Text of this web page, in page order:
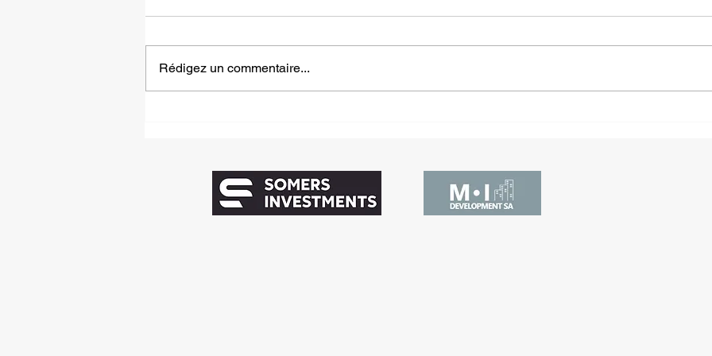
Rédigez un commentaire...